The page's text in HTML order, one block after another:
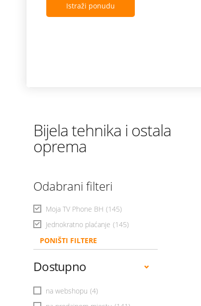
Istraži ponudu
Bijela tehnika i ostala
oprema
Odabrani filteri
Moja TV Phone BH (145)
Jednokratno plaćanje (145)
PONIŠTI FILTERE
Dostupno
na webshopu (4)